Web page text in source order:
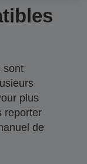
sont
plus
reporter
de